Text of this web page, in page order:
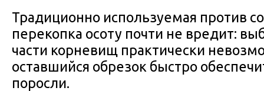
Традиционно используемая против
перекопка осоту почти не вредит:
части корневищ практически
оставшийся обрезок быстро
поросли.